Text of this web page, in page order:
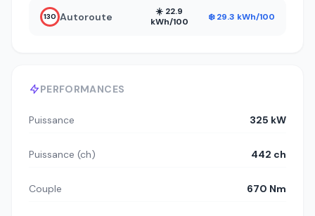
PERFORMANCES
Puissance 325 kW
Puissance (ch) 442 ch
Couple 670 Nm
130 Autoroute
☀️ 22.9
kWh/100
❄️ 29.3 kWh/100